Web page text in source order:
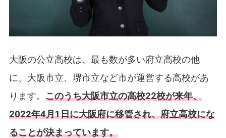
大阪の公立高校は、最も数が多い府立高校の他
に、大阪市立、堺市立など市が運営する高校があ
ります。 このうち大阪市立の高校22校が来年、
2022年4月1日に大阪府に移管され、府立高校にな
ることが決まっています。